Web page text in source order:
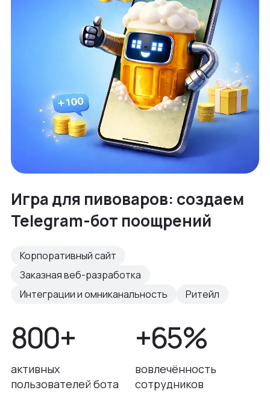
Игра для пивоваров: создаем
Telegram-бот поощрений
Корпоративный сайт
Заказная веб-разработка
Интеграции и омниканальность
Ритейл
800+
активных
пользователей бота
+65%
вовлечённость
сотрудников